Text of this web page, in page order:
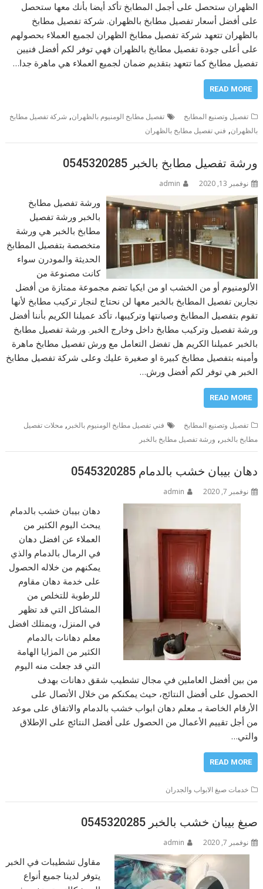
الظهران ستحصل على أجمل المطابخ تأكد أيضا بأنك معها ستحصل
على أفضل أسعار تفصيل مطابخ بالظهران. شركة تفصيل مطابخ
بالظهران تتعهد شركة تفصيل مطابخ الظهران لجميع العملاء بحصولهم
على أعلى جودة تفصيل مطابخ بالظهران فهي توفر لكم أفضل فنيين
تفصيل مطابخ كما تتعهد بتقديم ضمان لجميع العملاء هي ماهرة جدا…
READ MORE
تفصيل وتصنيع المطابخ تفصيل مطابخ الومنيوم بالظهران, شركة تفصيل مطابخ
بالظهران, فني تفصيل مطابخ بالظهران
ورشة تفصيل مطابخ بالخبر 0545320285
نوفمبر 13, 2020 admin
ورشة تفصيل مطابخ
بالخبر ورشة تفصيل
مطابخ بالخبر هي ورشة
متخصصة بتفصيل المطابخ
الحديثة والمودرن سواء
كانت مصنوعة من
الألومنيوم أو من الخشب او من ايكيا تضم مجموعة ممتازة من أفضل
نجارين تفصيل المطابخ بالخبر معها لن نحتاج لنجار تركيب مطابخ لأنها
تقوم بتفصيل المطابخ وصيانتها وتركيبها، تأكد عميلنا الكريم بأننا أفضل
ورشة تفصيل وتركيب مطابخ داخل وخارج الخبر. ورشة تفصيل مطابخ
بالخبر عميلنا الكريم هل تفضل التعامل مع ورش تفصيل مطابخ ماهرة
وأمينه بتفصيل مطابخ كبيرة او صغيرة عليك وعلى شركة تفصيل مطابخ
الخبر هي توفر لكم أفضل ورش…
READ MORE
تفصيل وتصنيع المطابخ فني تفصيل مطابخ الومنيوم بالخبر ,محلات تفصيل
مطابخ بالخبر , ورشة تفصيل مطابخ بالخبر
دهان بيبان خشب بالدمام 0545320285
نوفمبر 7, 2020 admin
دهان بيبان خشب بالدمام
يبحث اليوم الكثير من
العملاء عن افضل دهان
في الرمال بالدمام والذي
يمكنهم من خلاله الحصول
على خدمة دهان مقاوم
للرطوبة للتخلص من
المشاكل التي قد تظهر
في المنزل، ويمتلك افضل
معلم دهانات بالدمام
الكثير من المزايا الهامة
التي قد جعلت منه اليوم
من بين أفضل العاملين في مجال تشطيب شقق دهانات بهدف
الحصول على أفضل النتائج، حيث يمكنكم من خلال الأتصال على
الأرقام الخاصة بـ معلم دهان ابواب خشب بالدمام والاتفاق على موعد
من أجل تقييم الأعمال من الحصول على أفضل النتائج على الإطلاق
والتي…
READ MORE
خدمات صبغ الابواب والجدران
صبغ بيبان خشب بالخبر 0545320285
نوفمبر 7, 2020 admin
مقاول تشطيبات في الخبر
يتوفر لدينا جميع أنواع